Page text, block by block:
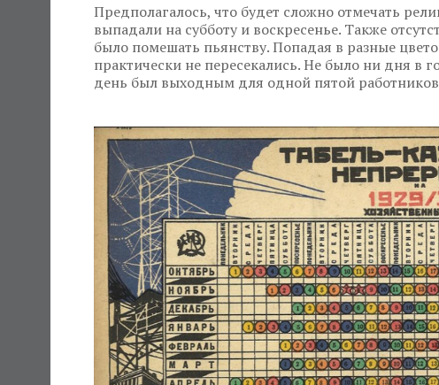
Предполагалось, что будет сложно отмечать
выпадали на субботу и воскресенье. Также
было помешать пьянству. Попадая в разные
практически не пересекались. Не было ни дня в
день был выходным для одной пятой